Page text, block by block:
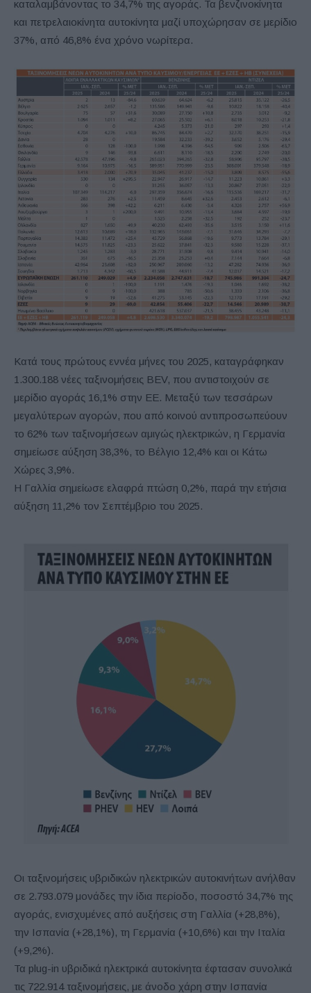
καταλαμβάνοντας το 34,7% της αγοράς. Τα βενζινοκίνητα
και πετρελαιοκίνητα αυτοκίνητα μαζί υποχώρησαν σε μερίδιο
37%, από 46,8% ένα χρόνο νωρίτερα.
Κατά τους πρώτους εννέα μήνες του 2025, καταγράφηκαν
1.300.188 νέες ταξινομήσεις BEV, που αντιστοιχούν σε
μερίδιο αγοράς 16,1% στην ΕΕ. Μεταξύ των τεσσάρων
μεγαλύτερων αγορών, που από κοινού αντιπροσωπεύουν
το 62% των ταξινομήσεων αμιγώς ηλεκτρικών, η Γερμανία
σημείωσε αύξηση 38,3%, το Βέλγιο 12,4% και οι Κάτω
Χώρες 3,9%.
Η Γαλλία σημείωσε ελαφρά πτώση 0,2%, παρά την ετήσια
αύξηση 11,2% τον Σεπτέμβριο του 2025.
Οι ταξινομήσεις υβριδικών ηλεκτρικών αυτοκινήτων ανήλθαν
σε 2.793.079 μονάδες την ίδια περίοδο, ποσοστό 34,7% της
αγοράς, ενισχυμένες από αυξήσεις στη Γαλλία (+28,8%),
την Ισπανία (+28,1%), τη Γερμανία (+10,6%) και την Ιταλία
(+9,2%).
Τα plug-in υβριδικά ηλεκτρικά αυτοκίνητα έφτασαν συνολικά
τις 722.914 ταξινομήσεις, με άνοδο χάρη στην Ισπανία